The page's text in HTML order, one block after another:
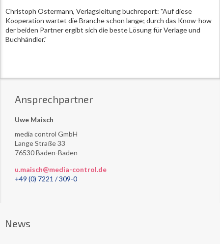
Christoph Ostermann, Verlagsleitung buchreport: "Auf diese
Kooperation wartet die Branche schon lange; durch das Know-how
der beiden Partner ergibt sich die beste Lösung für Verlage und
Buchhändler."
Ansprechpartner
Uwe Maisch
media control GmbH
Lange Straße 33
76530 Baden-Baden
u.maisch@media-control.de
+49 (0) 7221 / 309-0
News